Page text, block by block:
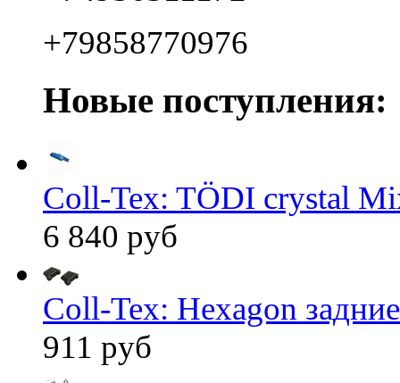
+79858770976
Новые поступления:
Coll-Tex: TÖDI crystal
6 840 руб
Coll-Tex: Hexagon
911 руб